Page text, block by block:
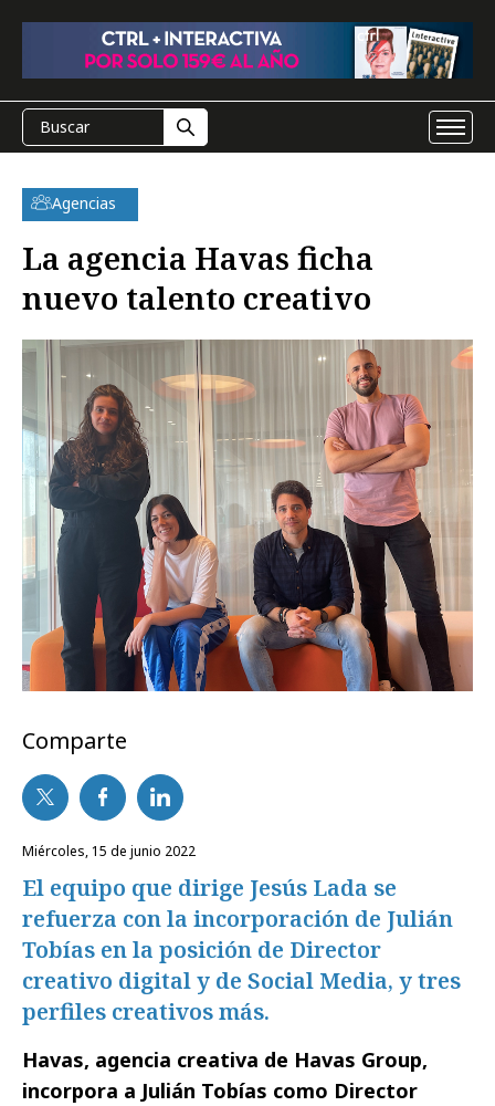
Agencias
La agencia Havas ficha
nuevo talento creativo
Comparte
miércoles, 15 de junio 2022
El equipo que dirige Jesús Lada se
refuerza con la incorporación de Julián
Tobías en la posición de Director
creativo digital y de Social Media, y tres
perfiles creativos más.
Havas, agencia creativa de Havas Group,
incorpora a Julián Tobías como Director